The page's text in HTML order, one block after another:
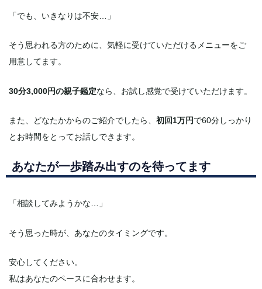
「でも、いきなりは不安…」
そう思われる方のために、気軽に受けていただけるメニューをご
用意してます。
30分3,000円の親子鑑定なら、お試し感覚で受けていただけます。
また、どなたかからのご紹介でしたら、 初回1万円で60分しっかり
とお時間をとってお話しできます。
あなたが一歩踏み出すのを待ってます
「相談してみようかな…」
そう思った時が、あなたのタイミングです。
安心してください。
私はあなたのペースに合わせます。